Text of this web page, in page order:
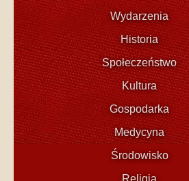
Wydarzenia
Historia
Społeczeństwo
Kultura
Gospodarka
Medycyna
Środowisko